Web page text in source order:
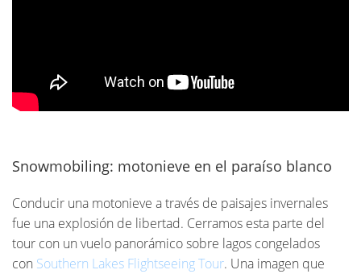
Snowmobiling: motonieve en el paraíso blanco
Conducir una motonieve a través de paisajes invernales
fue una explosión de libertad. Cerramos esta parte del
tour con un vuelo panorámico sobre lagos congelados
con Southern Lakes Flightseeing Tour. Una imagen que